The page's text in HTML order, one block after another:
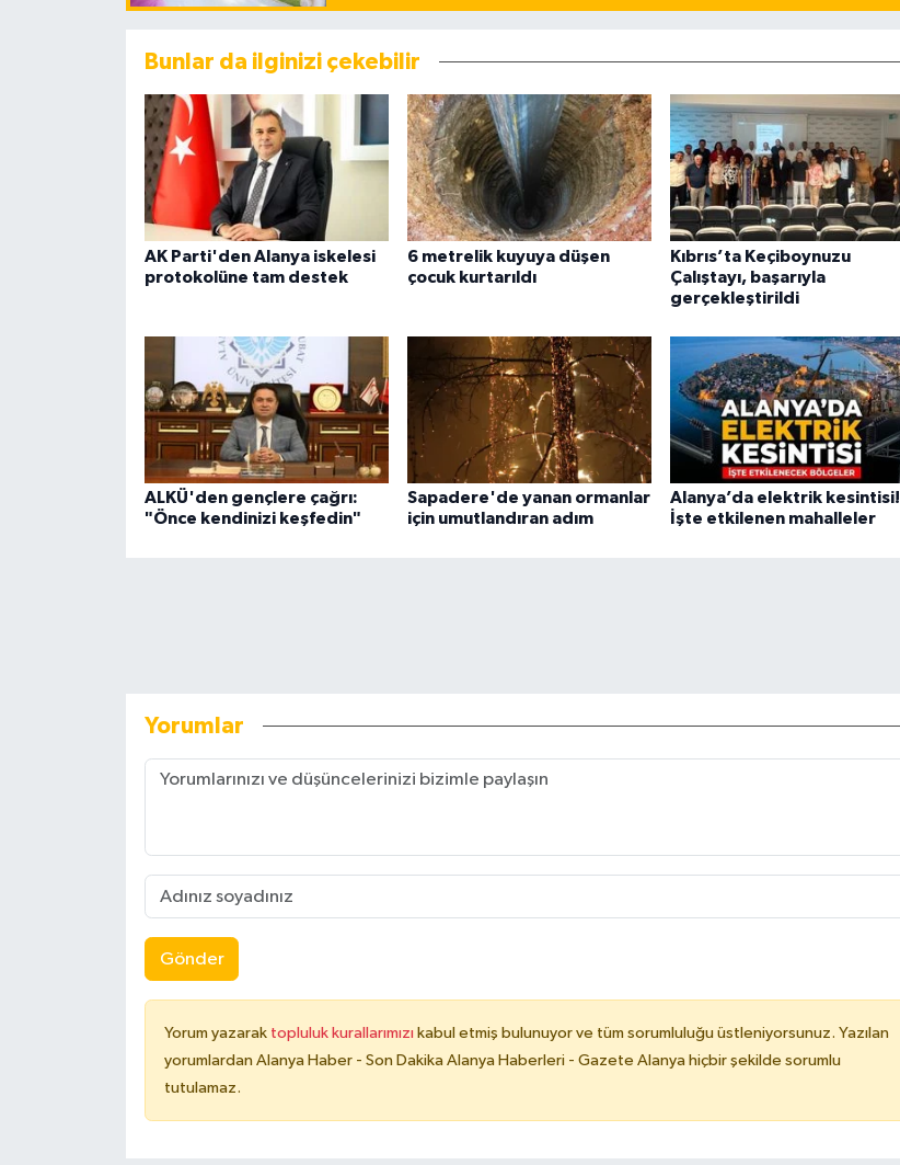
Bunlar da ilginizi çekebilir
AK Parti'den Alanya iskelesi
protokolüne tam destek
6 metrelik kuyuya düşen
çocuk kurtarıldı
Kıbrıs’ta Keçiboynuzu
Çalıştayı, başarıyla
gerçekleştirildi
ALKÜ'den gençlere çağrı:
"Önce kendinizi keşfedin"
Sapadere'de yanan ormanlar
için umutlandıran adım
Alanya’da elektrik kesintisi!
İşte etkilenen mahalleler
Yorumlar
Gönder
Yorum yazarak topluluk kurallarımızı kabul etmiş bulunuyor ve tüm sorumluluğu üstleniyorsunuz. Yazılan
yorumlardan Alanya Haber - Son Dakika Alanya Haberleri - Gazete Alanya hiçbir şekilde sorumlu
tutulamaz.